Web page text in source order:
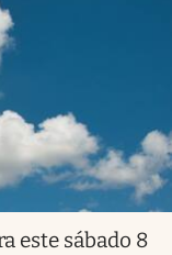
este sábado 8